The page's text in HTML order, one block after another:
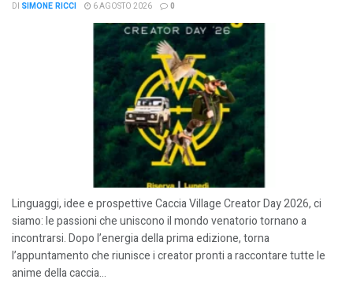
DI SIMONE RICCI 6 AGOSTO 2026 0
Linguaggi, idee e prospettive Caccia Village Creator Day 2026, ci
siamo: le passioni che uniscono il mondo venatorio tornano a
incontrarsi. Dopo l’energia della prima edizione, torna
l’appuntamento che riunisce i creator pronti a raccontare tutte le
anime della caccia...